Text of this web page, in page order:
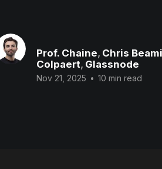
Prof. Chaine, Chris
Colpaert, Glassnode
Nov 21, 2025 • 10 min read